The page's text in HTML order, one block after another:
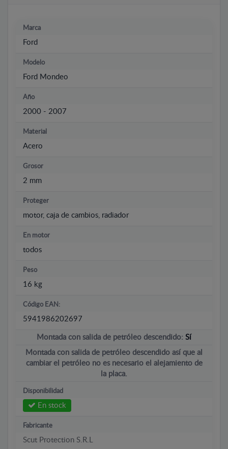
Marca
Ford
Modelo
Ford Mondeo
Año
2000 - 2007
Material
Acero
Grosor
2 mm
Proteger
motor, caja de cambios, radiador
En motor
todos
Peso
16 kg
Código EAN:
5941986202697
Montada con salida de petróleo descendido: Sí
Montada con salida de petróleo descendido así que al
cambiar el petróleo no es necesario el alejamiento de
la placa.
Disponibilidad
En stock
Fabricante
Scut Protection S.R.L